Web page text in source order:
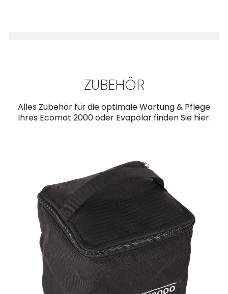
ZUBEHÖR
Alles Zubehör für die optimale Wartung & Pflege
Ihres Ecomat 2000 oder Evapolar finden Sie hier.